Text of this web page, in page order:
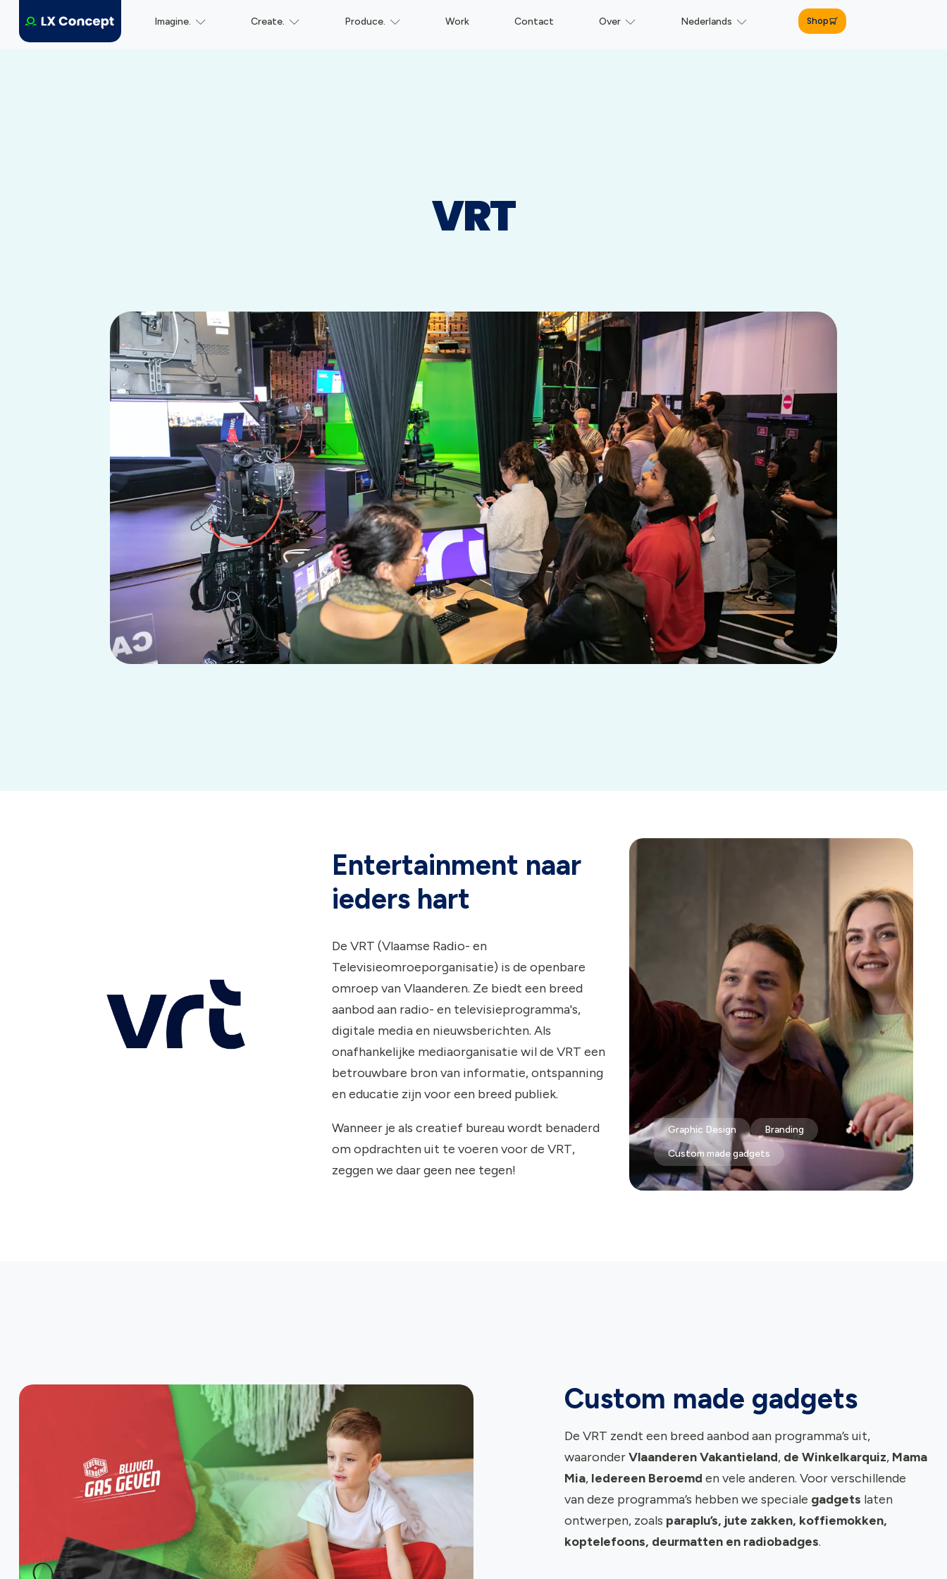
Shop
Imagine. Create. Produce. Work Contact Over Nederlands
VRT
Entertainment naar
ieders hart
De VRT (Vlaamse Radio- en
Televisieomroeporganisatie) is de openbare
omroep van Vlaanderen. Ze biedt een breed
aanbod aan radio- en televisieprogramma's,
digitale media en nieuwsberichten. Als
onafhankelijke mediaorganisatie wil de VRT een
betrouwbare bron van informatie, ontspanning
en educatie zijn voor een breed publiek.
Wanneer je als creatief bureau wordt benaderd
om opdrachten uit te voeren voor de VRT,
zeggen we daar geen nee tegen!
Graphic Design
Branding
Custom made gadgets
Custom made gadgets
De VRT zendt een breed aanbod aan programma’s uit,
waaronderVlaanderen Vakantieland, de Winkelkarquiz, Mama
Mia, Iedereen Beroemd en vele anderen. Voor verschillende
van deze programma’s hebben we speciale gadgets laten
ontwerpen, zoals paraplu’s, jute zakken, koffiemokken,
koptelefoons, deurmatten en radiobadges.